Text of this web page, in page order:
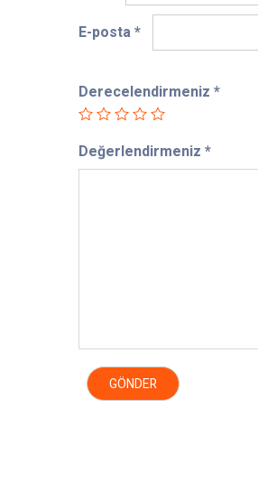
E-posta*
Derecelendirmeniz *
Değerlendirmeniz *